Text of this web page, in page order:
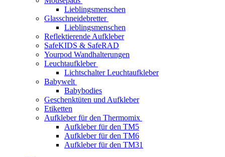
Lieblingsmenschen
Glasschneidebretter
Lieblingsmenschen
Reflektierende Aufkleber
SafeKIDS & SafeRAD
Yourpod Wandhalterungen
Leuchtaufkleber
Lichtschalter Leuchtaufkleber
Babywelt
Babybodies
Geschenktüten und Aufkleber
Etiketten
Aufkleber für den Thermomix
Aufkleber für den TM5
Aufkleber für den TM6
Aufkleber für den TM31